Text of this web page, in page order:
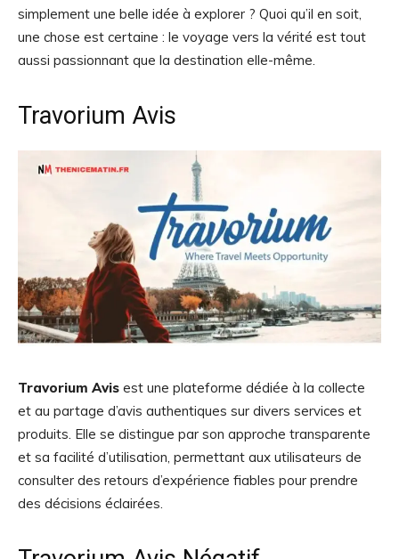
simplement une belle idée à explorer ? Quoi qu’il en soit,
une chose est certaine : le voyage vers la vérité est tout
aussi passionnant que la destination elle-même.
Travorium Avis
Travorium Avis est une plateforme dédiée à la collecte
et au partage d’avis authentiques sur divers services et
produits. Elle se distingue par son approche transparente
et sa facilité d’utilisation, permettant aux utilisateurs de
consulter des retours d’expérience fiables pour prendre
des décisions éclairées.